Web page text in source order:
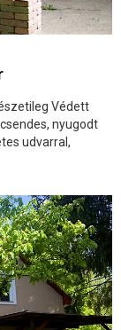
Védett
nyugodt
udvarral,